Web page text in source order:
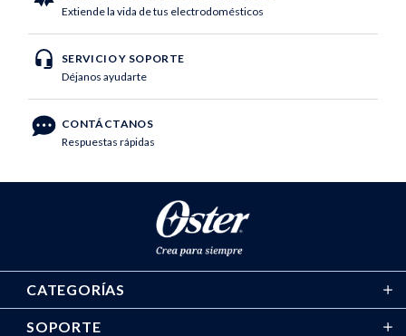
Extiende la vida de tus electrodomésticos
SERVICIO Y SOPORTE
Déjanos ayudarte
CONTÁCTANOS
Respuestas rápidas
CATEGORÍAS
SOPORTE